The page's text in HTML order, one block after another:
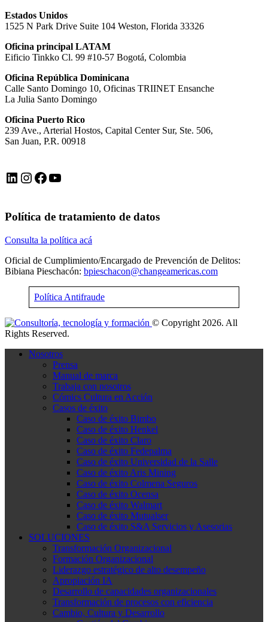
Estados Unidos
1525 N Park Drive Suite 104 Weston, Florida 33326
Oficina principal LATAM
Eificio Tinkko Cl. 99 #10-57 Bogotá, Colombia
Oficina República Dominicana
Calle Santo Domingo 10, Oficinas TRIINET Ensanche
La Julia Santo Domingo
Oficina Puerto Rico
239 Ave., Arterial Hostos, Capital Center Sur, Ste. 506,
San Juan, P.R. 00918
LinkedIn Instagram Facebook YouTube
Política de tratamiento de datos
Consulta la política acá
Oficial de Cumplimiento/Encargado de Prevención de Delitos:
Bibiana Pieschacón: bpieschacon@changeamericas.com
Política Antifraude
© Copyright 2026. All
Rights Reserved.
Nosotros
Prensa
Manual de marca
Trabaja con nosotros
Cómics Cultura en Acción
Casos de éxito
Caso de éxito Bimbo
Caso de éxito Henkel
Caso de éxito Claro
Caso de éxito Fedepalma
Caso de éxito Universidad de la Salle
Caso de éxito Aris Mining
Caso de éxito Colmena Seguros
Caso de éxito Ocensa
Caso de éxito Walmart
Caso de éxito Mutualser
Caso de éxito S&A Servicios y Asesorias
SOLUCIONES
Transformación Organizacional
Formación Organizacional
Liderazgo estratégico de alto desempeño
Apropiación IA
Desarrollo de capacidades organizacionales
Transformación de procesos con eficiencia
Cambio, Cultura y Desarrollo